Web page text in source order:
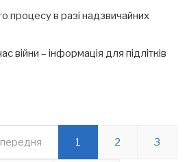
процесу в разі надзвичайних
війни – інформація для підлітків
1 2 3